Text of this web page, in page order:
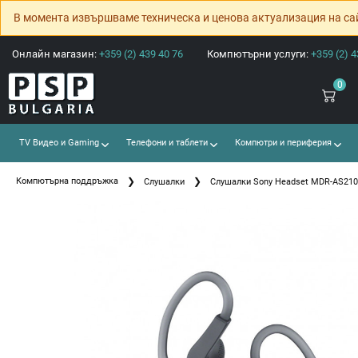
В момента извършваме техническа и ценова актуализация на
Онлайн магазин: +359 (2) 439 40 76 Компютърни услуги: +359 (2)
0
TV Видео и Gaming Телефони и таблети Компютри и периферия
Компютърна поддръжка Слушалки Слушалки Sony Headset MDR-AS210